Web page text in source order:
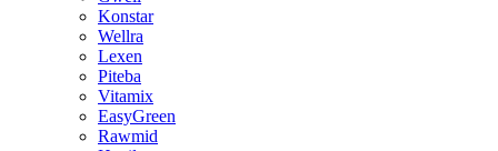
Konstar
Wellra
Lexen
Piteba
Vitamix
EasyGreen
Rawmid